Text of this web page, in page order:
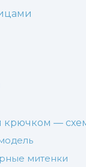
крючком —
митенки